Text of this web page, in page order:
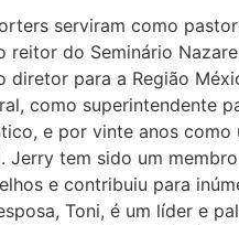
serviram como
reitor do Seminário
diretor para a Região
como superintendente
e por vinte anos como
Jerry tem sido um
e contribuiu para
Toni, é um líder e